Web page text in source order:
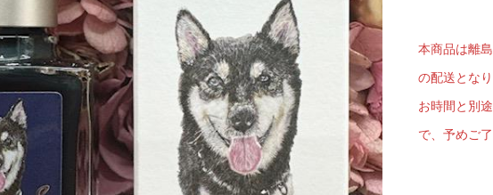
家電
食品
eギフト
京都
本商品は離
の配送とな
お時間と別
で、予めご